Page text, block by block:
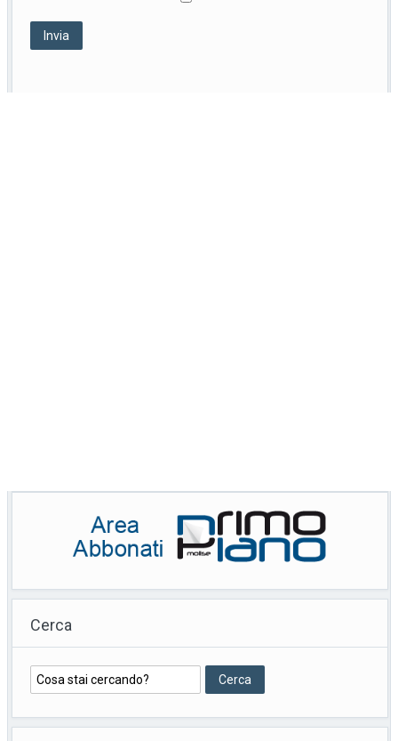
Cerca